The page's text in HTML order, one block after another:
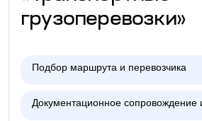
грузоперевозки»
Подбор маршрута и перевозчика
Документационное сопровождение